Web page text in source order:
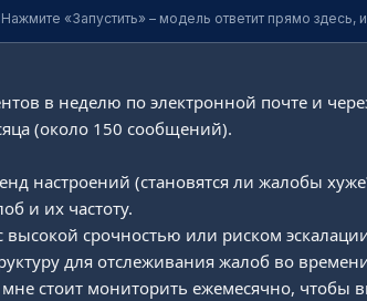
«Запустить» – модель ответит прямо здесь,
в неделю по электронной почте и
(около 150 сообщений).
настроений (становятся ли жалобы
и их частоту.
срочностью или риском
для отслеживания жалоб во
стоит мониторить ежемесячно,